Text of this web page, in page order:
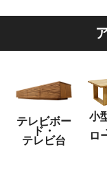
テレビボー
ド・
テレビ台
小
ロ